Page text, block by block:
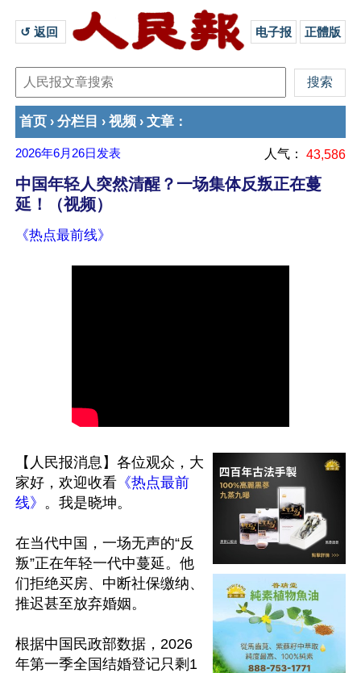
↺ 返回 电子报 正體版
首页 › 分栏目 › 视频 › 文章 ：
2026年6月26日 发表 人气： 43,586
中国年轻人突然清醒？一场集体反叛正在蔓
延！（视频）
《热点最前线》
【人民报消息】各位观众，大
家好，欢迎收看 《热点最前
线》 。我是晓坤。
在当代中国，一场无声的“反
叛”正在年轻一代中蔓延。他
们拒绝买房、中断社保缴纳、
推迟甚至放弃婚姻。
根据中国民政部数据，2026
年第一季全国结婚登记只剩1